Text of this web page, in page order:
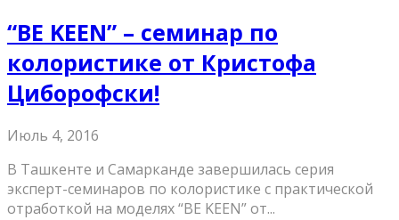
“BE KEEN” – семинар по
колористике от Кристофа
Циборофски!
Июль 4, 2016
В Ташкенте и Самарканде завершилась серия
эксперт-семинаров по колористике с практической
отработкой на моделях “BE KEEN” от...